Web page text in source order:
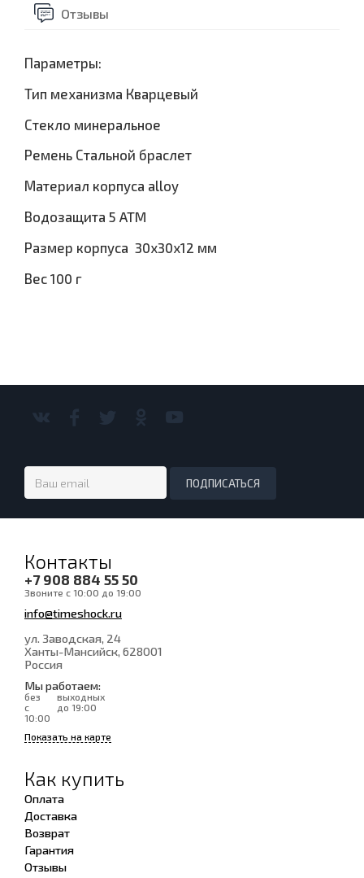
Отзывы
Параметры:
Тип механизма Кварцевый
Стекло минеральное
Ремень Стальной браслет
Материал корпуса alloy
Водозащита 5 ATM
Размер корпуса 30x30x12 мм
Вес 100 г
Контакты
+7 908 884 55 50
Звоните с 10:00 до 19:00
info@timeshock.ru
ул. Заводская, 24
Ханты-Мансийск , 628001
Россия
Мы работаем:
без
выходных
с
10:00
до 19:00
Показать на карте
Как купить
Оплата
Доставка
Возврат
Гарантия
Отзывы